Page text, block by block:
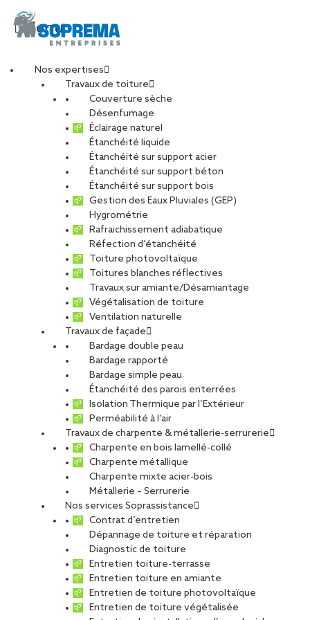
Menu
Nos expertises
Travaux de toiture
Couverture sèche
Désenfumage
Éclairage naturel
Étanchéité liquide
Étanchéité sur support acier
Étanchéité sur support béton
Étanchéité sur support bois
Gestion des Eaux Pluviales (GEP)
Hygrométrie
Rafraichissement adiabatique
Réfection d’étanchéité
Toiture photovoltaïque
Toitures blanches réflectives
Travaux sur amiante/Désamiantage
Végétalisation de toiture
Ventilation naturelle
Travaux de façade
Bardage double peau
Bardage rapporté
Bardage simple peau
Étanchéité des parois enterrées
Isolation Thermique par l’Extérieur
Perméabilité à l’air
Travaux de charpente & métallerie-serrurerie
Charpente en bois lamellé-collé
Charpente métallique
Charpente mixte acier-bois
Métallerie – Serrurerie
Nos services Soprassistance
Contrat d’entretien
Dépannage de toiture et réparation
Diagnostic de toiture
Entretien toiture-terrasse
Entretien toiture en amiante
Entretien de toiture photovoltaïque
Entretien de toiture végétalisée
Et la lumière fut…
PARTAGER
Depuis bientôt deux ans, l’agenceSOPREMA Entreprises de
est engagée dans la restructuration et l’extension du
lycée Jehan de Beauce, du nom de l’architecte français du XVIe
siècle connu pour ses travaux d’architecture religieuse. Le projet,
conçu par Giroux-Pichon et Ostinato, est guidé par une double
exigence architecturale : afficher sa modernité et gagner en
luminosité ainsi qu’en aération. « Sur les toitures des bâtiments,
nos équipes ont installé dix verrières et douze sheds laissant
entrer la lumière au cœur des ateliers techniques. Les façades
sont habillées de longs bandeaux translucides réalisés avec un
bardage double-peau en polycarbonate alvéolaire pour garantir
leur étanchéité à l’air », insiste Charles-Edouard Roux, directeur
Côté esthétisme, les sheds imposent à la toiture ses formes en
dents de scie pour un clin d’oeil assumé à l’architecture
industrielle moderne. Autre atout : la toiture végétalisée. 2 400
m² de végétation SOPRANATURE® ToundraBox reposent sur des
bacs acoustiques en acier perforé et sur une double couche
d’isolant thermique à base de laine de roche et de polystyrène. «
Ce type de végétation sur une si grande surface est rare. C’est
une belle réussite ! », avance Charles-Edouard Roux. La fin des